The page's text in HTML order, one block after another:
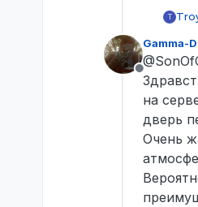
T
Не в
Gamma-
на
дверь
Очень